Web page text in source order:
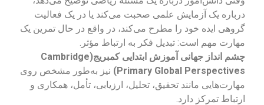
درباره یک آزمایش علمی صحبت می‌کند یا در یک فعالیت
گروهی ایده خود را مطرح می‌کند، در واقع در حال تمرین یک
مهارت مهم است: تبدیل فکر به ارتباط مؤثر.
چشم انداز جهانی آموزش ابتدایی کمبریج(Cambridge
Primary Global Perspectives) نیز به‌طور مشخص روی
مهارت‌هایی مانند تحقیق، تحلیل، ارزیابی، تأمل، همکاری و
ارتباط تمرکز دارد.